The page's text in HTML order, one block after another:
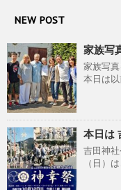
NEW POST
家族写
家族写
本日は
本日は
吉田神
（日）